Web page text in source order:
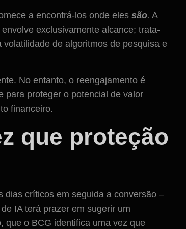
a encontrá-los onde elessão. A
exclusivamente alcance; trata-
de algoritmos de pesquisa e
No entanto, o reengajamento é
para proteger o potencial de valor
financeiro.
que proteção
dias críticos em seguida a conversão –
IA terá prazer em sugerir um
que o BCG identifica uma vez que